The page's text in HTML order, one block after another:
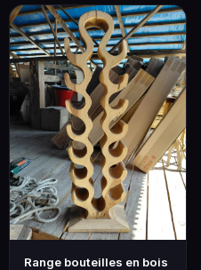
Range bouteilles en bois